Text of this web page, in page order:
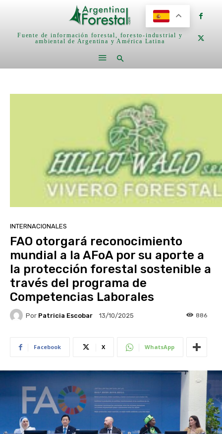
Fuente de información forestal, foresto-industrial y
ambiental de Argentina y América Latina
INTERNACIONALES
FAO otorgará reconocimiento
mundial a la AFoA por su aporte a
la protección forestal sostenible a
través del programa de
Competencias Laborales
Por Patricia Escobar 13/10/2025 886
Facebook X WhatsApp